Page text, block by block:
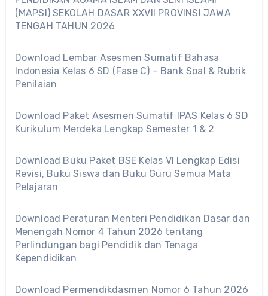
(MAPSI) SEKOLAH DASAR XXVII PROVINSI JAWA
TENGAH TAHUN 2026
Download Lembar Asesmen Sumatif Bahasa
Indonesia Kelas 6 SD (Fase C) – Bank Soal & Rubrik
Penilaian
Download Paket Asesmen Sumatif IPAS Kelas 6 SD
Kurikulum Merdeka Lengkap Semester 1 & 2
Download Buku Paket BSE Kelas VI Lengkap Edisi
Revisi, Buku Siswa dan Buku Guru Semua Mata
Pelajaran
Download Peraturan Menteri Pendidikan Dasar dan
Menengah Nomor 4 Tahun 2026 tentang
Perlindungan bagi Pendidik dan Tenaga
Kependidikan
Download Permendikdasmen Nomor 6 Tahun 2026